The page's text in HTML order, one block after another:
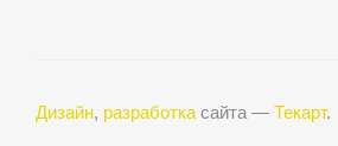
Дизайн, разработка сайта — Текарт.